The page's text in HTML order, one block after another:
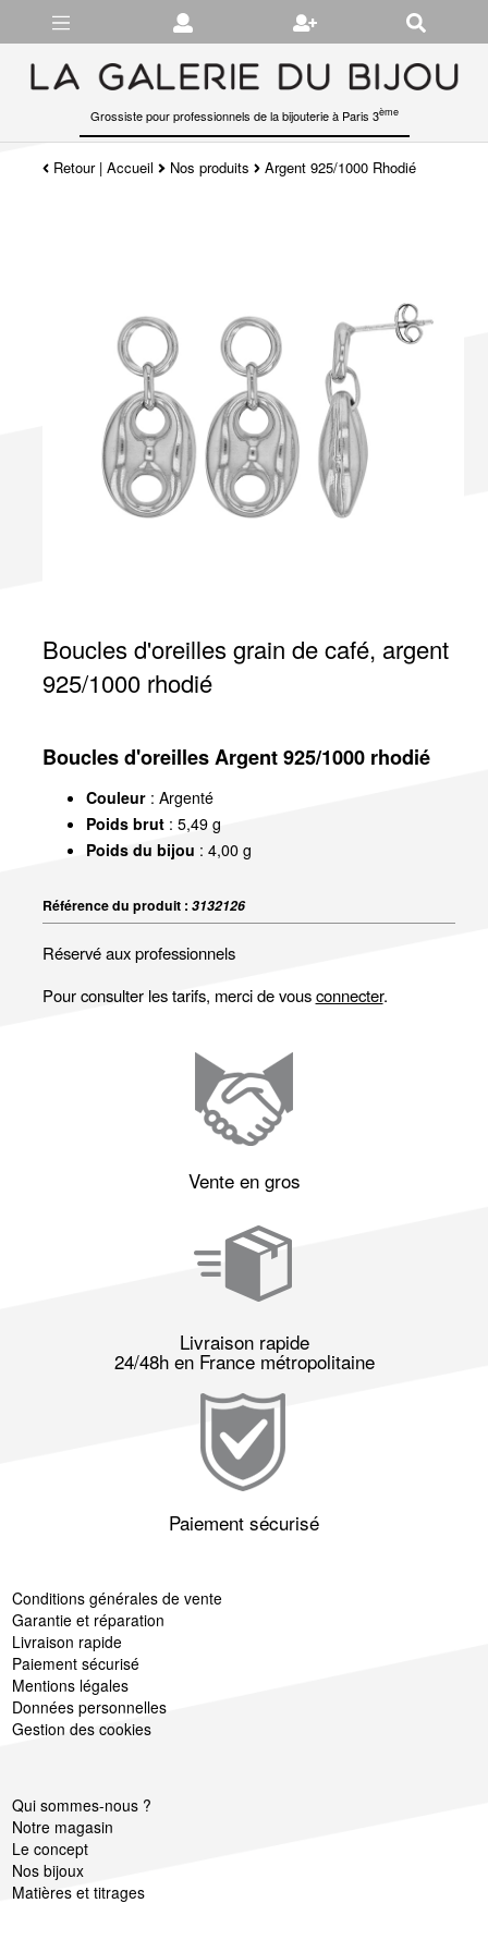
Grossiste pour professionnels de la bijouterie à Paris 3ème
Retour|Accueil Nos produits Argent 925/1000 Rhodié
Boucles d'oreilles grain de café, argent
925/1000 rhodié
Boucles d'oreilles Argent 925/1000 rhodié
Couleur: Argenté
Poids brut: 5,49 g
Poids du bijou : 4,00 g
Référence du produit : 3132126
Réservé aux professionnels
Pour consulter les tarifs, merci de vousconnecter.
Vente en gros
Livraison rapide
24/48h en France métropolitaine
Paiement sécurisé
Conditions générales de vente
Garantie et réparation
Livraison rapide
Paiement sécurisé
Mentions légales
Données personnelles
Gestion des cookies
Qui sommes-nous ?
Notre magasin
Le concept
Nos bijoux
Matières et titrages
Gérer les préférences en matière de cookies